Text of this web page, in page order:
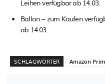
Leihen verfügbar ab 14.03.
Ballon – zum Kaufen
ab 14.03.
SCHLAGWÖRTER Amazon